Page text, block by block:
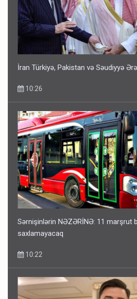
İran Türkiyə, Pakistan və Səudiyyə
10:26
Sərnişinlərin NƏZƏRİNƏ: 11 marşrut
saxlamayacaq
10:22